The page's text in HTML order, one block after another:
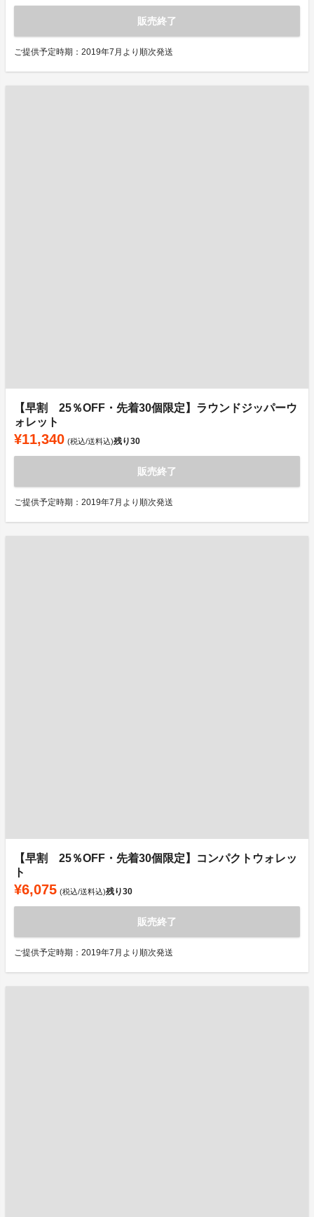
販売終了
ご提供予定時期：2019年7月より順次発送
【早割 25％OFF・先着30個限定】ラウンドジッパーウ
ォレット
¥11,340 (税込/送料込)残り30
販売終了
ご提供予定時期：2019年7月より順次発送
【早割 25％OFF・先着30個限定】コンパクトウォレッ
ト
¥6,075 (税込/送料込)残り30
販売終了
ご提供予定時期：2019年7月より順次発送